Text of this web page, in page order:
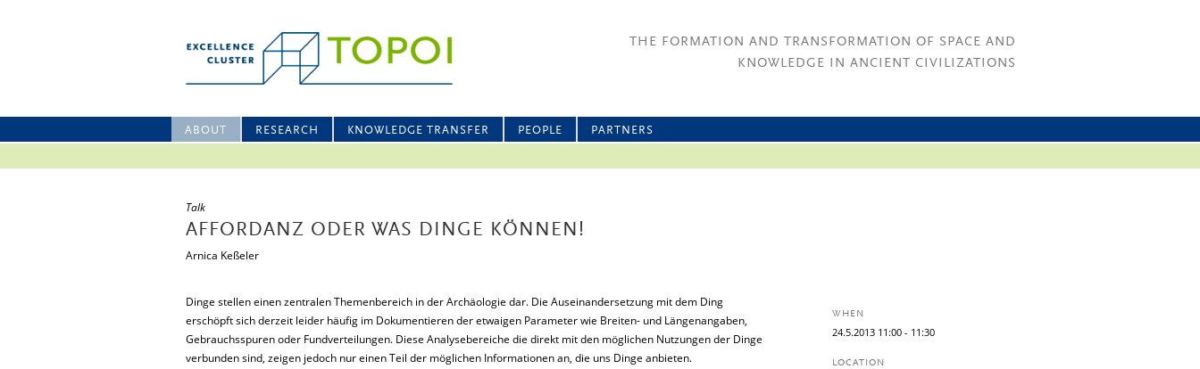
THE FORMATION AND TRANSFORMATION OF SPACE AND
KNOWLEDGE IN ANCIENT CIVILIZATIONS
ABOUT RESEARCH KNOWLEDGE TRANSFER PEOPLE PARTNERS
Talk
AFFORDANZ ODER WAS DINGE KÖNNEN!
Arnica Keßeler
Dinge stellen einen zentralen Themenbereich in der Archäologie dar. Die Auseinandersetzung mit dem Ding
erschöpft sich derzeit leider häufig im Dokumentieren der etwaigen Parameter wie Breiten- und Längenangaben,
Gebrauchsspuren oder Fundverteilungen. Diese Analysebereiche die direkt mit den möglichen Nutzungen der Dinge
verbunden sind, zeigen jedoch nur einen Teil der möglichen Informationen an, die uns Dinge anbieten.
WHEN
24.5.2013 11:00 - 11:30
LOCATION